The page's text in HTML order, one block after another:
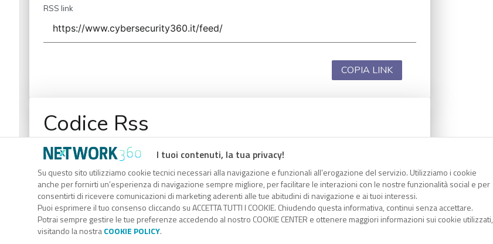
I tuoi contenuti, la tua privacy!
Su questo sito utilizziamo cookie tecnici necessari alla navigazione e funzionali all’erogazione del servizio. Utilizziamo i cookie
anche per fornirti un’esperienza di navigazione sempre migliore, per facilitare le interazioni con le nostre funzionalità social e per
consentirti di ricevere comunicazioni di marketing aderenti alle tue abitudini di navigazione e ai tuoi interessi.
Puoi esprimere il tuo consenso cliccando su ACCETTA TUTTI I COOKIE. Chiudendo questa informativa, continui senza accettare.
Potrai sempre gestire le tue preferenze accedendo al nostro COOKIE CENTER e ottenere maggiori informazioni sui cookie utilizzati,
visitando la nostraCOOKIE POLICY.
RSS link
COPIA LINK
Codice Rss
RSS link
COPIA LINK